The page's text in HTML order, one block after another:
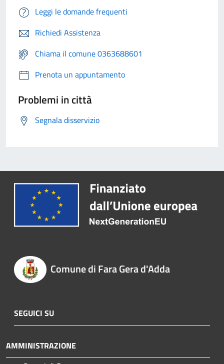
Leggi le domande frequenti
Richiedi Assistenza
Chiama il comune 0363688601
Prenota un appuntamento
Problemi in città
Segnala disservizio
Comune di Fara Gera d'Adda
SEGUICI SU
AMMINISTRAZIONE